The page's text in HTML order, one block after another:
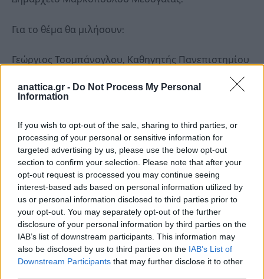
anattica.gr - Do Not Process My Personal
Information
If you wish to opt-out of the sale, sharing to third parties, or
processing of your personal or sensitive information for
targeted advertising by us, please use the below opt-out
section to confirm your selection. Please note that after your
opt-out request is processed you may continue seeing
interest-based ads based on personal information utilized by
us or personal information disclosed to third parties prior to
your opt-out. You may separately opt-out of the further
disclosure of your personal information by third parties on the
IAB’s list of downstream participants. This information may
also be disclosed by us to third parties on the IAB’s List of
Downstream Participants that may further disclose it to other
Για το θέμα θα μιλήσουν:
Γεώργιος Τσομπάνογλου, Καθηγητής Πανεπιστημίου
Κοινωνιολογικής Ένωσης RC Sociotechnics &
βιβλίου.
Κωνσταντίνος Δράκος, Αντιδήμαρχος Πολιτισμού
και Μέριμνας για την 3η Ηλικία Δήμου
Μαρκοπούλου, κάτοχος Μ.Δ.Ε. Διοίκησης
Πολιτισμικών Μονάδων του Ελληνικού Ανοιχτού
Πανεπιστημίου.
Ευδοκία Μεθενίτη, Εικαστικός – Εκπαιδευτικός,
Υποψήφια Διδάκτωρ του Τμήματος Κοινωνιολογίας
του Παντείου Πανεπιστημίου Κοινωνικών και
Πολιτικών Επιστημών.